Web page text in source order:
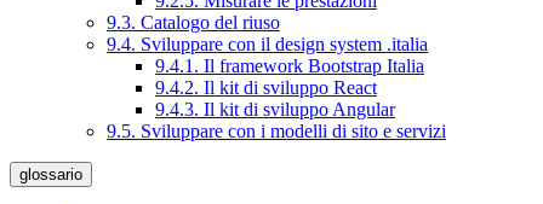
9.3. Catalogo del riuso
9.4. Sviluppare con il design system .italia
9.4.1. Il framework Bootstrap Italia
9.4.2. Il kit di sviluppo React
9.4.3. Il kit di sviluppo Angular
9.5. Sviluppare con i modelli di sito e servizi
glossario